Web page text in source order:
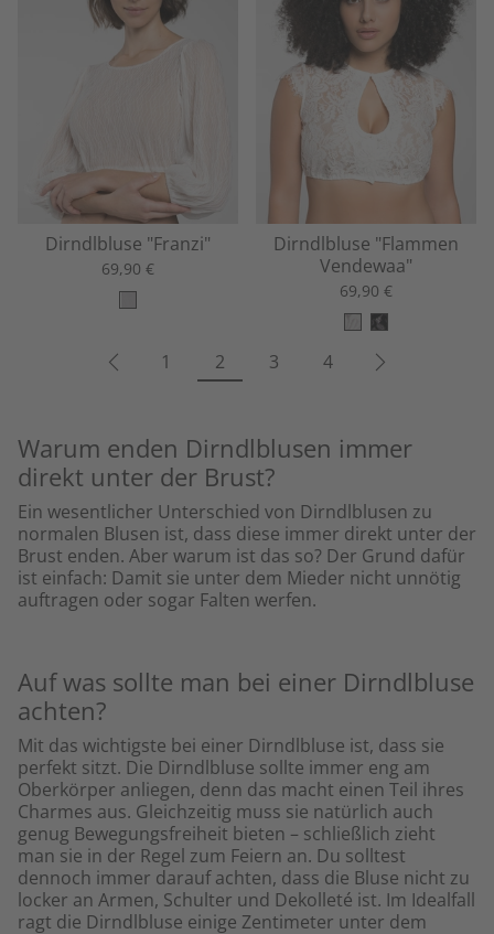
Dirndlbluse "Franzi"
69,90 €
Dirndlbluse "Flammen
Vendewaa"
69,90 €
1 2 3 4
Warum enden Dirndlblusen immer
direkt unter der Brust?
Ein wesentlicher Unterschied von Dirndlblusen zu
normalen Blusen ist, dass diese immer direkt unter der
Brust enden. Aber warum ist das so? Der Grund dafür
ist einfach: Damit sie unter dem Mieder nicht unnötig
auftragen oder sogar Falten werfen.
Auf was sollte man bei einer Dirndlbluse
achten?
Mit das wichtigste bei einer Dirndlbluse ist, dass sie
perfekt sitzt. Die Dirndlbluse sollte immer eng am
Oberkörper anliegen, denn das macht einen Teil ihres
Charmes aus. Gleichzeitig muss sie natürlich auch
genug Bewegungsfreiheit bieten – schließlich zieht
man sie in der Regel zum Feiern an. Du solltest
dennoch immer darauf achten, dass die Bluse nicht zu
locker an Armen, Schulter und Dekolleté ist. Im Idealfall
ragt die Dirndlbluse einige Zentimeter unter dem